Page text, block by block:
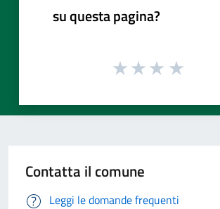
su questa pagina?
Contatta il comune
Leggi le domande frequenti